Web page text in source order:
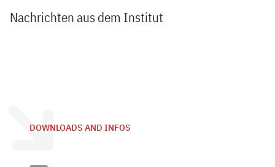
Nachrichten aus dem Institut
DOWNLOADS AND INFOS